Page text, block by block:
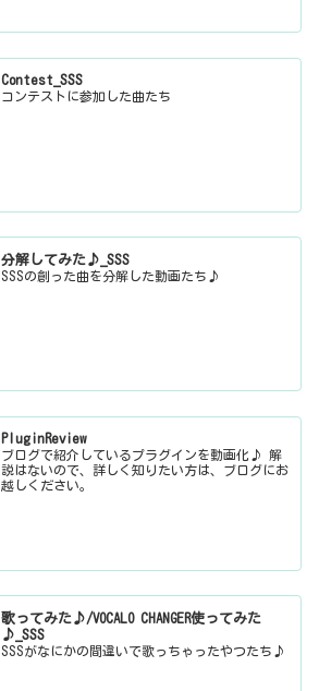
Contest_SSS
コンテストに参加した曲たち
分解してみた♪_SSS
SSSの創った曲を分解した動画たち♪
PluginReview
ブログで紹介しているプラグインを動画化♪ 解
説はないので、詳しく知りたい方は、ブログにお
越しください。
歌ってみた♪/VOCALO CHANGER使ってみた
♪_SSS
SSSがなにかの間違いで歌っちゃったやつたち♪